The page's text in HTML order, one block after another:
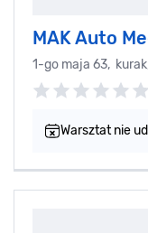
MAK Auto
1-go maja 63,
Warsztat nie